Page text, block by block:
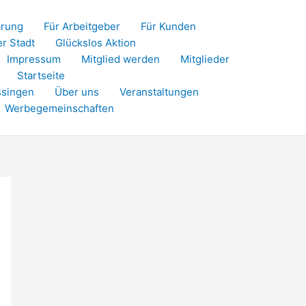
Für Arbeitgeber
Für Kunden
Stadt
Glückslos Aktion
Impressum
Mitglied werden
Mitglieder
Startseite
Über uns
Veranstaltungen
Werbegemeinschaften